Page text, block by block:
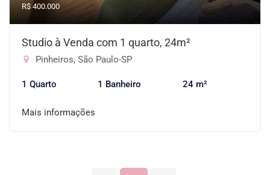
R$ 400.000
Studio à Venda com 1 quarto, 24m²
Pinheiros, São Paulo-SP
1 Quarto 1 Banheiro 24 m²
Mais informações